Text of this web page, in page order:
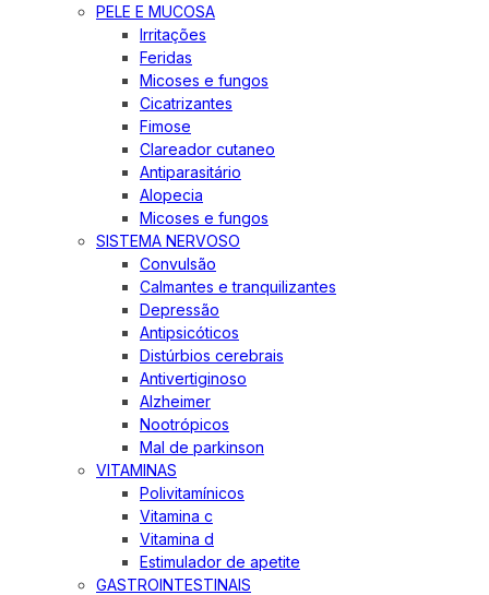
PELE E MUCOSA
Irritações
Feridas
Micoses e fungos
Cicatrizantes
Fimose
Clareador cutaneo
Antiparasitário
Alopecia
Micoses e fungos
SISTEMA NERVOSO
Convulsão
Calmantes e tranquilizantes
Depressão
Antipsicóticos
Distúrbios cerebrais
Antivertiginoso
Alzheimer
Nootrópicos
Mal de parkinson
VITAMINAS
Polivitamínicos
Vitamina c
Vitamina d
Estimulador de apetite
GASTROINTESTINAIS